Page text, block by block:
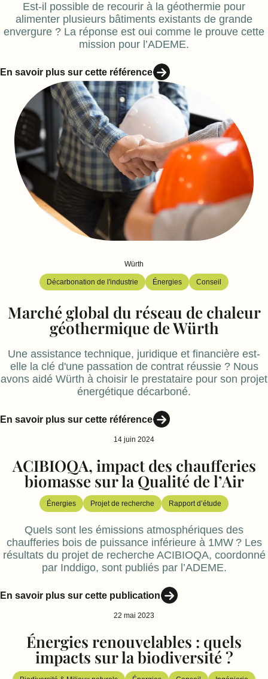
Est-il possible de recourir à la géothermie pour
alimenter plusieurs bâtiments existants de grande
envergure ? La réponse est oui comme le prouve cette
mission pour l’ADEME.
En savoir plus sur cette référence
Würth
Décarbonation de l'industrie Énergies Conseil
Marché global du réseau de chaleur
géothermique de Würth
Une assistance technique, juridique et financière est-
elle la clé d'une passation de contrat réussie ? Nous
avons aidé Würth à choisir le prestataire pour son projet
énergétique décarboné.
En savoir plus sur cette référence
14 juin 2024
ACIBIOQA, impact des chaufferies
biomasse sur la Qualité de l’Air
Énergies Projet de recherche Rapport d’étude
Quels sont les émissions atmosphériques des
chaufferies bois de puissance inférieure à 1MW ? Les
résultats du projet de recherche ACIBIOQA, coordonné
par Inddigo, sont publiés par l’ADEME.
En savoir plus sur cette publication
22 mai 2023
Énergies renouvelables : quels
impacts sur la biodiversité ?